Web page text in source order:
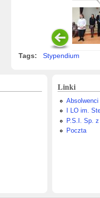
Tags: Stypendium
Linki
Absolwenci
I LO im.
P.S.I. Sp.
Poczta